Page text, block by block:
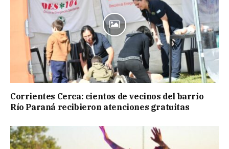
Corrientes Cerca: cientos de vecinos del barrio
Río Paraná recibieron atenciones gratuitas